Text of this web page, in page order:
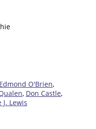
Edmond O'Brien,
, Don Castle,
J. Lewis